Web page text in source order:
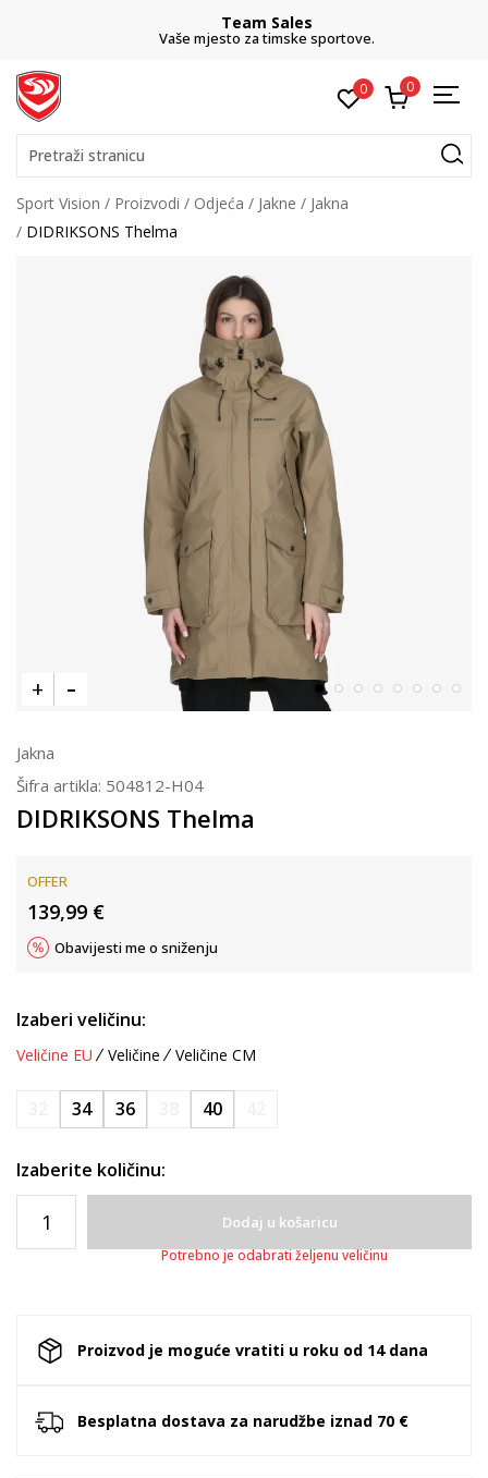
Team Sales
Vaše mjesto za timske sportove.
0 0
Pretraži stranicu
Sport Vision Proizvodi Odjeća Jakne
Jakna
DIDRIKSONS Thelma
Jakna
Šifra artikla: 504812-H04
DIDRIKSONS Thelma
OFFER
139,99 €
Obavijesti me o sniženju
Izaberi veličinu:
Veličine EU Veličine Veličine CM
34 36 40
Izaberite količinu:
Dodaj u košaricu
Potrebno je odabrati željenu veličinu
Proizvod je moguće vratiti u roku od 14 dana
Besplatna dostava za narudžbe iznad 70 €